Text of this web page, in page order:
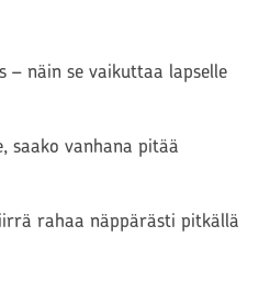
– näin se vaikuttaa lapselle
saako vanhana pitää
rahaa näppärästi pitkällä